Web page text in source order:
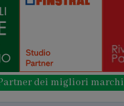
dei migliori marchi